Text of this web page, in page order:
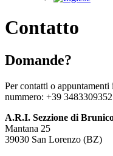
Contatto
Domande?
Per contatti o
nummero: +39
A.R.I. Sezzione di
Mantana 25
39030 San Lorenzo (BZ)